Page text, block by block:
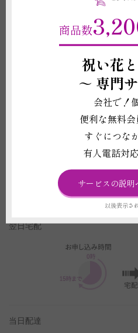
後払い・締め払いOK（法人会員
お申し込み日とお届け日について
翌日宅配
当日配達
商品数
祝い花
～ 専門
会社で！
便利な無料
すぐにつな
有人電話対
サービスの説明
以後表示さ